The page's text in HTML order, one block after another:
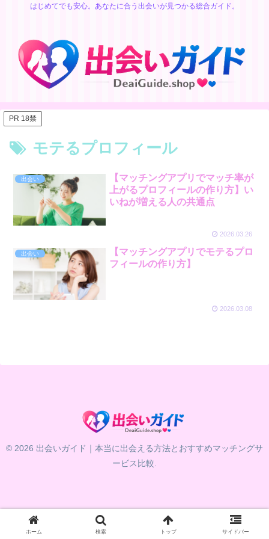
はじめてでも安心。あなたに合う出会いが見つかる総合ガイド。
PR 18禁
モテるプロフィール
出会い
【マッチングアプリでマッチ率が
上がるプロフィールの作り方】い
いねが増える人の共通点
2026.03.26
出会い
【マッチングアプリでモテるプロ
フィールの作り方】
2026.03.08
© 2026 出会いガイド｜本当に出会える方法とおすすめマッチングサ
ービス比較.
ホーム 検索 トップ サイドバー